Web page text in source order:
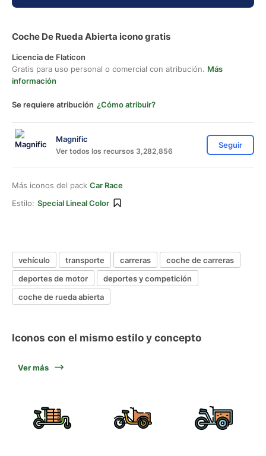
Coche De Rueda Abierta icono gratis
Licencia de Flaticon
Gratis para uso personal o comercial con atribución. Más
información
Se requiere atribución ¿Cómo atribuir?
Magnific
Ver todos los recursos 3,282,856
Seguir
Más iconos del pack Car Race
Estilo: Special Lineal Color
vehículo transporte carreras
coche de carreras
deportes de motor
deportes y competición
coche de rueda abierta
Iconos con el mismo estilo y concepto
Ver más